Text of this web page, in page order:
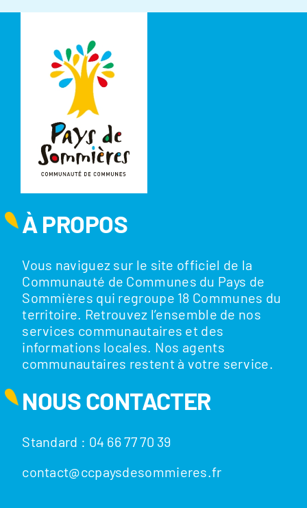
À PROPOS
Vous naviguez sur le site officiel de la
Communauté de Communes du Pays de
Sommières qui regroupe 18 Communes du
territoire. Retrouvez l’ensemble de nos
services communautaires et des
informations locales. Nos agents
communautaires restent à votre service.
NOUS CONTACTER
Standard : 04 66 77 70 39
contact@ccpaysdesommieres.fr